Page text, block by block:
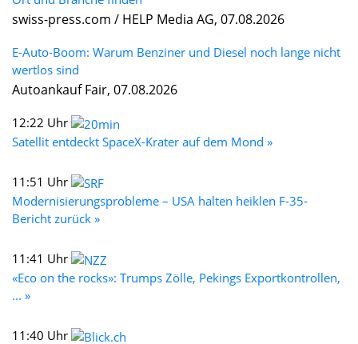
swiss-press.com / HELP Media AG, 07.08.2026
E-Auto-Boom: Warum Benziner und Diesel noch lange nicht
wertlos sind
Autoankauf Fair, 07.08.2026
12:22 Uhr
Satellit entdeckt SpaceX-Krater auf dem Mond »
11:51 Uhr
Modernisierungsprobleme – USA halten heiklen F-35-
Bericht zurück »
11:41 Uhr
«Eco on the rocks»: Trumps Zölle, Pekings Exportkontrollen,
... »
11:40 Uhr